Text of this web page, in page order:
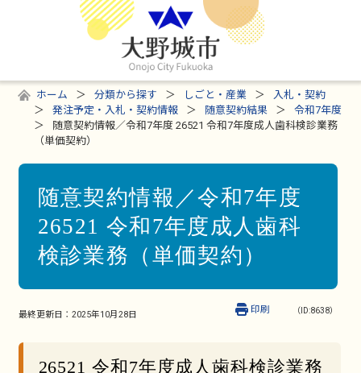
ホーム 分類から探す しごと・産業
入札・契約
発注予定・入札・契約情報
随意契約結果
令和7年度
随意契約情報／令和7年度 26521 令和7年度成人歯科検診業務
（単価契約）
随意契約情報／令和7年度
26521 令和7年度成人歯科
検診業務（単価契約）
最終更新日： 2025年10月28日 （ID:8638）
印刷
26521 令和7年度成人歯科検診業務